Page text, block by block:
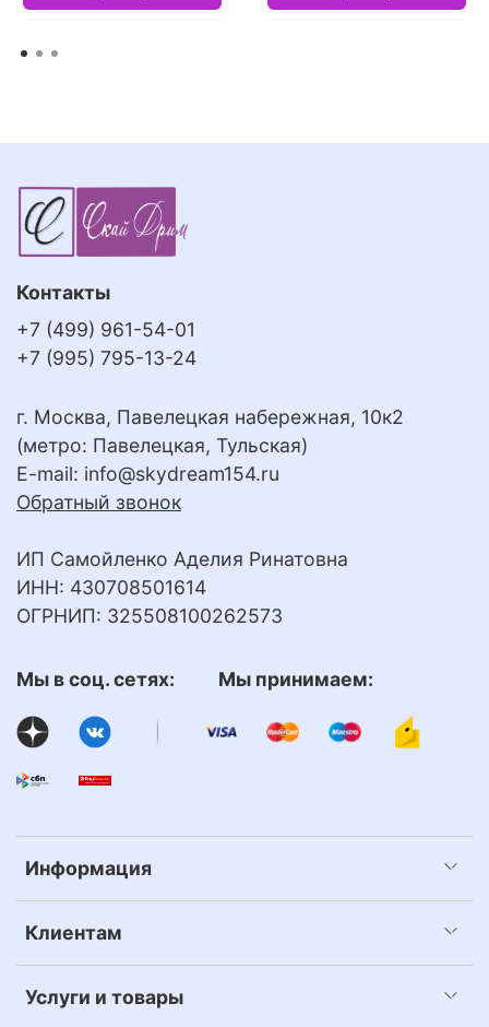
Информация
Клиентам
Услуги и товары
Контакты
+7 (499) 961-54-01
+7 (995) 795-13-24
г. Москва, Павелецкая набережная, 10к2
(метро: Павелецкая, Тульская)
E-mail: info@skydream154.ru
Обратный звонок
ИП Самойленко Аделия Ринатовна
ИНН: 430708501614
ОГРНИП: 325508100262573
Мы в соц. сетях: Мы принимаем: